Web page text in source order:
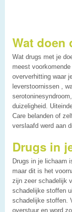
Wat doen
Wat drugs met je
meest
oververhitting waar
leverstoornissen ,
duizeligheid.
Care belanden of
verslaafd werd aan
Drugs in
Drugs in je lichaam
maar dit is het
zijn zeer schadelijk
schadelijke stoffen
schadelijke stoffen.
overstuur en word